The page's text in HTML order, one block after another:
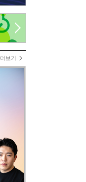
더보기